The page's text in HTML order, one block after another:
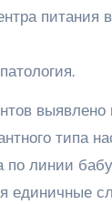
питания
выявлено
типа
по линии
единичные